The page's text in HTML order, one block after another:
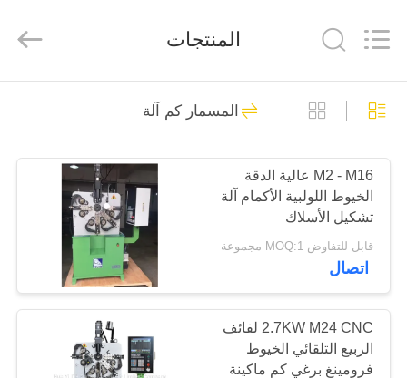
الصفحة
الرئيسية
منتجات
معلومات
جولة
Spring
Ltd.
Rights
Reserved.
التصنيع باستخدام
الحاسب الآلي آلة
الربيع
225
ربيع آلة اللف
46
المنتجات
المسمار كم آلة
M2 - M16 عالية الدقة
الخيوط اللولبية الأكمام آلة
تشكيل الأسلاك
قابل للتفاوض MOQ:1 مجموعة
اتصال
2.7KW M24 CNC لفائف
الربيع التلقائي الخيوط
فرومينغ برغي كم ماكينة